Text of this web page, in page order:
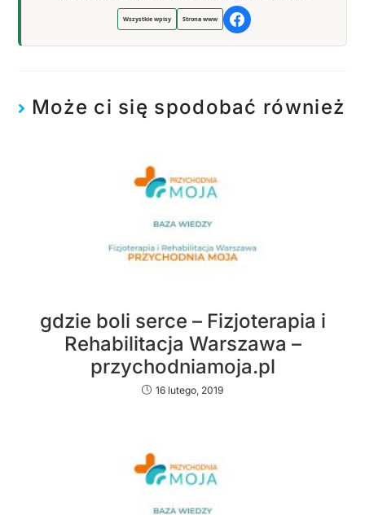
Wszystkie wpisy Strona www
Może ci się spodobać również
gdzie boli serce – Fizjoterapia i
Rehabilitacja Warszawa –
przychodniamoja.pl
16 lutego, 2019